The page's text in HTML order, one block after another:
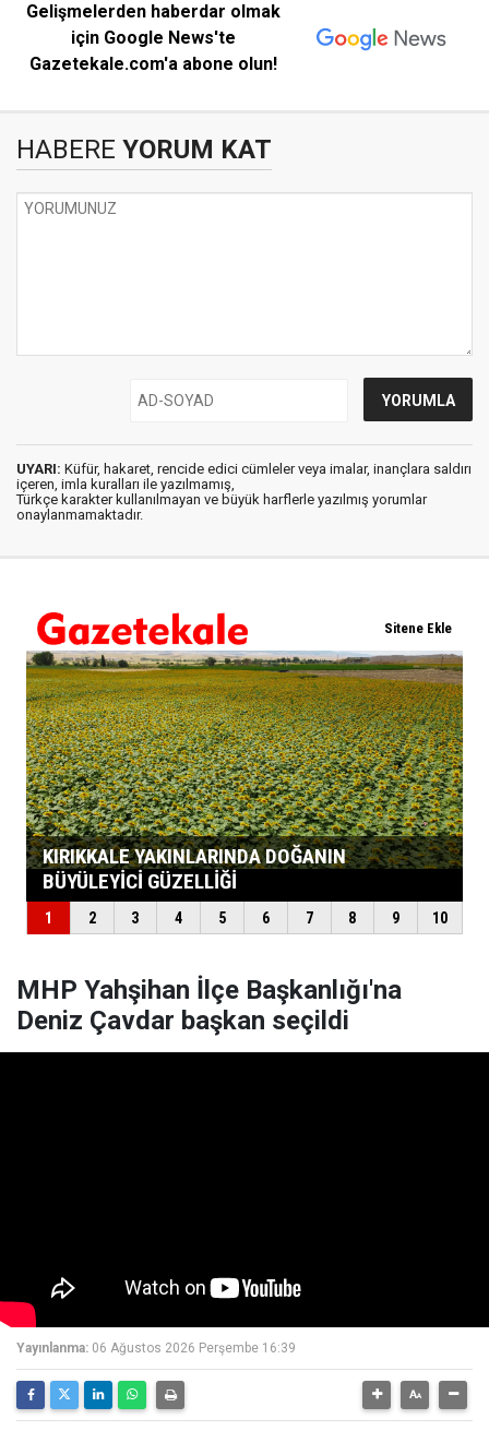
Gelişmelerden haberdar olmak
için Google News'te
Gazetekale.com'a abone olun!
HABERE YORUM KAT
UYARI: Küfür, hakaret, rencide edici cümleler veya imalar, inançlara saldırı
içeren, imla kuralları ile yazılmamış,
Türkçe karakter kullanılmayan ve büyük harflerle yazılmış yorumlar
onaylanmamaktadır.
MHP Yahşihan İlçe Başkanlığı'na
Deniz Çavdar başkan seçildi
Yayınlanma: 06 Ağustos 2026 Perşembe 16:39